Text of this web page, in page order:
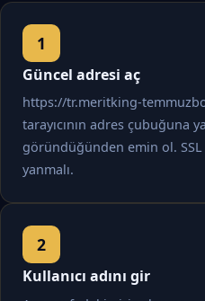
Güncel adresi aç
https://tr.meritking-
tarayıcının adres çubuğuna
göründüğünden emin ol.
yanmalı.
Kullanıcı adını gir